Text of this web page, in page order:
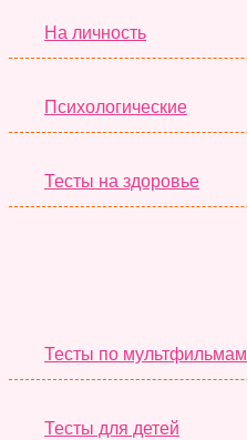
На личность
Психологические
Тесты на здоровье
Тесты по мультфильмам
Тесты для детей